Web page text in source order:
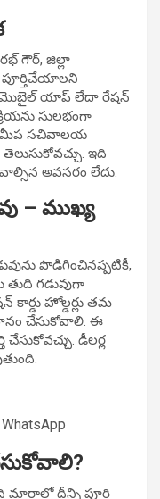
గౌర్, జిల్లా
పూర్తిచేయాలని
మొబైల్ యాప్ లేదా రేషన్
సులభంగా
సమీప సచివాలయ
ఇది
అవసరం లేదు.
– ముఖ్య
పొడిగించినప్పటికీ,
తుది గడువుగా
కార్డు హోల్డర్లు తమ
చేసుకోవాలి. ఈ
డీలర్ల
WhatsApp
దీన్ని పూర్తి